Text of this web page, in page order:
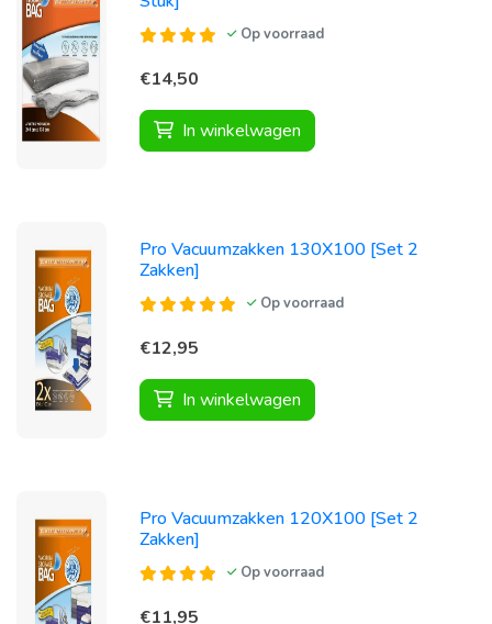
Op voorraad
€14,50
In winkelwagen
Pro Vacuumzakken 130X100 [Set 2
Zakken]
Op voorraad
€12,95
In winkelwagen
Pro Vacuumzakken 120X100 [Set 2
Zakken]
Op voorraad
€11,95